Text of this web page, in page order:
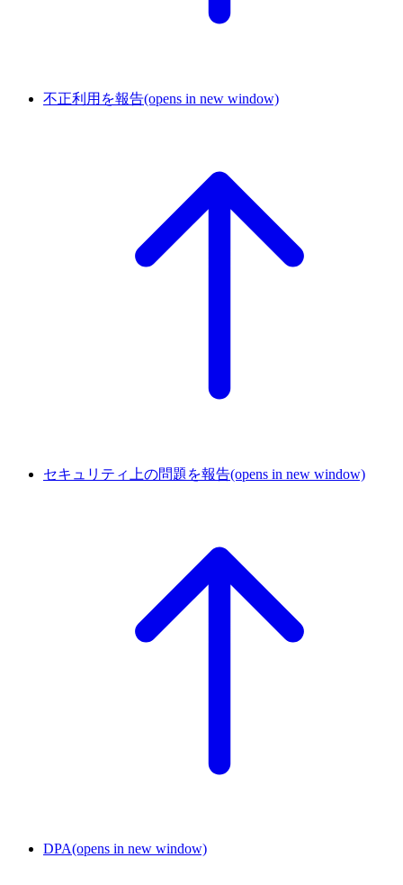
不正利用を報告(opens in new window)
セキュリティ上の問題を報告(opens in new window)
DPA(opens in new window)